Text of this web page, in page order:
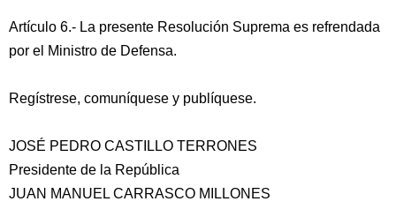
Artículo 6.- La presente Resolución Suprema es refrendada
por el Ministro de Defensa.
Regístrese, comuníquese y publíquese.
JOSÉ PEDRO CASTILLO TERRONES
Presidente de la República
JUAN MANUEL CARRASCO MILLONES